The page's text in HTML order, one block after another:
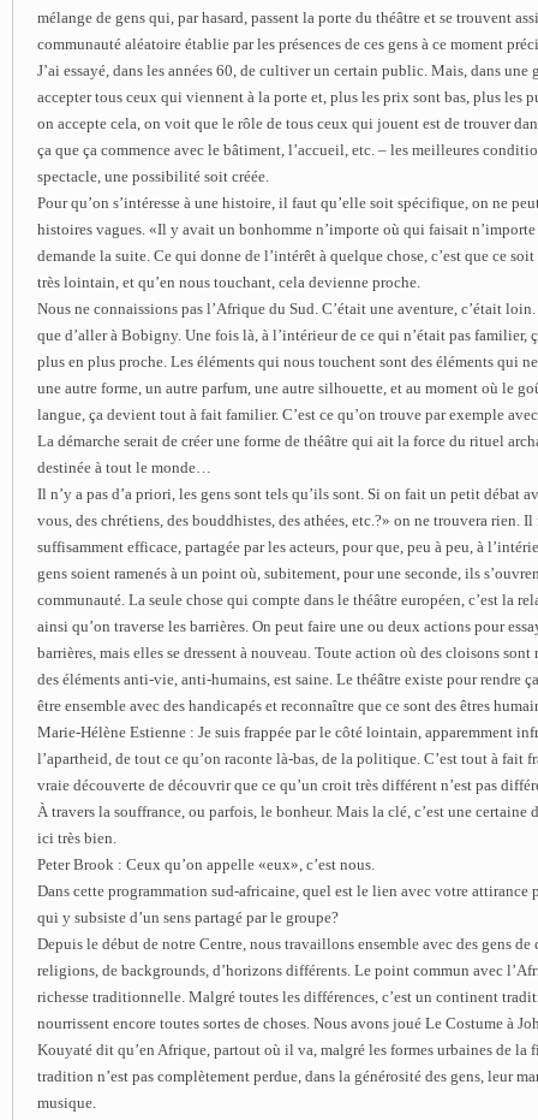
mélange de gens qui, par hasard, passent la porte du théâtre et se trouvent
communauté aléatoire établie par les présences de ces gens à ce moment
J’ai essayé, dans les années 60, de cultiver un certain public. Mais, dans
accepter tous ceux qui viennent à la porte et, plus les prix sont bas, plus les
on accepte cela, on voit que le rôle de tous ceux qui jouent est de trouver
ça que ça commence avec le bâtiment, l’accueil, etc. – les meilleures
spectacle, une possibilité soit créée.
Pour qu’on s’intéresse à une histoire, il faut qu’elle soit spécifique, on ne
histoires vagues. «Il y avait un bonhomme n’importe où qui faisait
demande la suite. Ce qui donne de l’intérêt à quelque chose, c’est que ce
très lointain, et qu’en nous touchant, cela devienne proche.
Nous ne connaissions pas l’Afrique du Sud. C’était une aventure, c’était
que d’aller à Bobigny. Une fois là, à l’intérieur de ce qui n’était pas familier,
plus en plus proche. Les éléments qui nous touchent sont des éléments qui
une autre forme, un autre parfum, une autre silhouette, et au moment où le
langue, ça devient tout à fait familier. C’est ce qu’on trouve par exemple
La démarche serait de créer une forme de théâtre qui ait la force du rituel
destinée à tout le monde…
Il n’y a pas d’a priori, les gens sont tels qu’ils sont. Si on fait un petit débat
vous, des chrétiens, des bouddhistes, des athées, etc.?» on ne trouvera rien.
suffisamment efficace, partagée par les acteurs, pour que, peu à peu, à
gens soient ramenés à un point où, subitement, pour une seconde, ils
communauté. La seule chose qui compte dans le théâtre européen, c’est la
ainsi qu’on traverse les barrières. On peut faire une ou deux actions pour
barrières, mais elles se dressent à nouveau. Toute action où des cloisons sont
des éléments anti-vie, anti-humains, est saine. Le théâtre existe pour rendre
être ensemble avec des handicapés et reconnaître que ce sont des êtres
Marie-Hélène Estienne : Je suis frappée par le côté lointain, apparemment
l’apartheid, de tout ce qu’on raconte là-bas, de la politique. C’est tout à fait
vraie découverte de découvrir que ce qu’un croit très différent n’est pas
À travers la souffrance, ou parfois, le bonheur. Mais la clé, c’est une certaine
ici très bien.
Peter Brook : Ceux qu’on appelle «eux», c’est nous.
Dans cette programmation sud-africaine, quel est le lien avec votre attirance
qui y subsiste d’un sens partagé par le groupe?
Depuis le début de notre Centre, nous travaillons ensemble avec des gens de
religions, de backgrounds, d’horizons différents. Le point commun avec
richesse traditionnelle. Malgré toutes les différences, c’est un continent
nourrissent encore toutes sortes de choses. Nous avons joué Le Costume à
Kouyaté dit qu’en Afrique, partout où il va, malgré les formes urbaines de la
tradition n’est pas complètement perdue, dans la générosité des gens, leur
musique.